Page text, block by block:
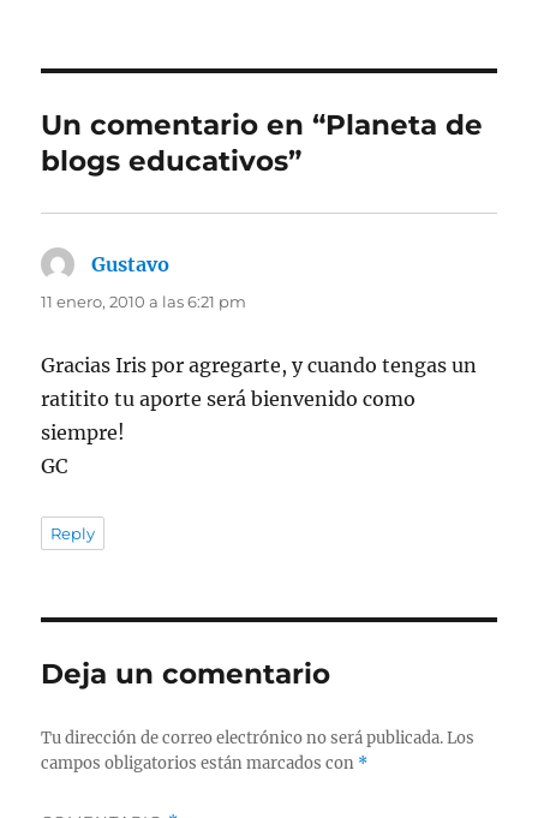
Un comentario en “Planeta de
blogs educativos”
Gustavo
11 enero, 2010 a las 6:21 pm
Gracias Iris por agregarte, y cuando tengas un
ratitito tu aporte será bienvenido como
siempre!
GC
Reply
Deja un comentario
Tu dirección de correo electrónico no será publicada. Los
campos obligatorios están marcados con *